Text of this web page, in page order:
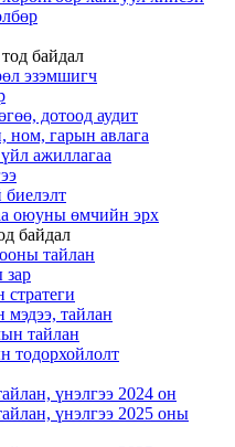
байдал
эзэмшигч
дотоод аудит
ном, гарын авлага
ажиллагаа
биелэлт
оюуны өмчийн эрх
байдал
тайлан
зар
тайлан
тайлан
тодорхойлолт
үнэлгээ 2024 он
үнэлгээ 2025 оны